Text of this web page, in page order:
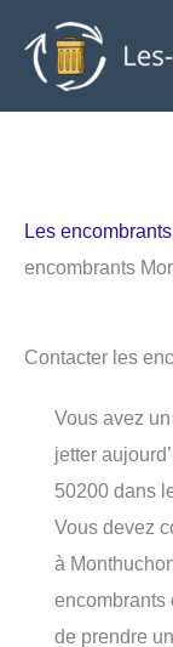
contenu
Les encombrants
encombrants
Contacter les
Vous avez
jetter
50200 dans
Vous devez
à
encombrants
de prendre